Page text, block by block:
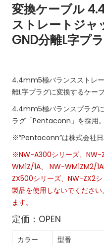
変換ケーブル
ストレートジ
GND分離L字プ
4.4mm5極バランスストレ
離L字プラグに変換するケーブ
4.4mm5極バランスプラグ
ラグ「Pentaconn」を採用。
※”Pentaconn”は株式会社日
※NW-A300シリーズ、NW-
WM1Z/1A、 NW-WM1ZM2/
ZX500シリーズ、NW-ZX2
製品を使用しないでくださ
ます。
定価：OPEN
カラー 型番